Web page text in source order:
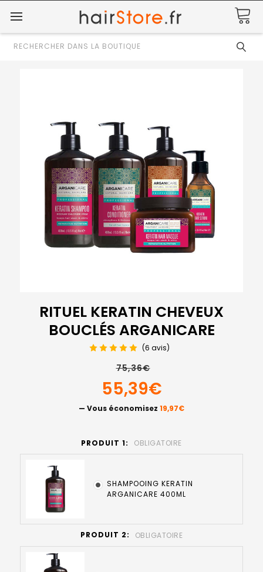
Rechercher
RITUEL KERATIN CHEVEUX
BOUCLÉS ARGANICARE
(6 avis)
75,36€
55,39€
— Vous économisez 19,97€
PRODUIT 1: OBLIGATOIRE
SHAMPOOING KERATIN
ARGANICARE 400ML
PRODUIT 2: OBLIGATOIRE